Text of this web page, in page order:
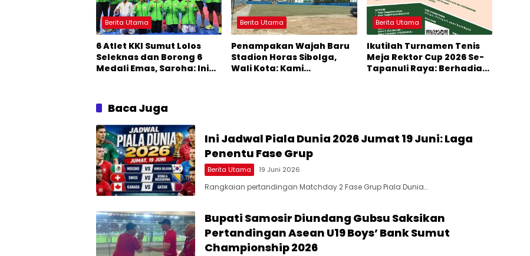
Berita Utama
6 Atlet KKI Sumut Lolos
Seleknas dan Borong 6
Medali Emas, Saroha: Ini
Berita Utama
Penampakan Wajah Baru
Stadion Horas Sibolga,
Wali Kota: Kami
Berita Utama
Ikutilah Turnamen Tenis
Meja Rektor Cup 2026 Se-
Tapanuli Raya: Berhadiah
Baca Juga
Ini Jadwal Piala Dunia 2026 Jumat 19 Juni: Laga
Penentu Fase Grup
Berita Utama 19 Juni 2026
Rangkaian pertandingan Matchday 2 Fase Grup Piala Dunia…
Bupati Samosir Diundang Gubsu Saksikan
Pertandingan Asean U19 Boys’ Bank Sumut
Championship 2026